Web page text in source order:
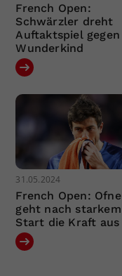
French Open:
Schwärzler dreht
Auftaktspiel gegen
Wunderkind
31.05.2024
French Open:
geht nach starkem
Start die Kraft aus